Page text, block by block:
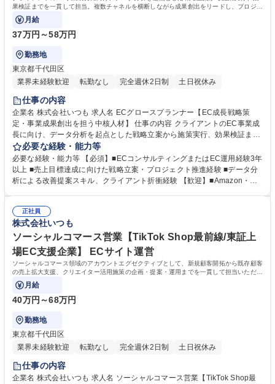
果検証までを一貫して担当。複数チャネルを横断しながら成果創出をリードし、プロジェ
クト推進やメンバー育成にも携わります。
月給
37万円～58万円
勤務地
東京都千代田区
業界未経験歓迎
転勤なし 完全週休2日制 土日祝休み
仕事の内容
企業名 株式会社いつも 求人名 ECグロースプランナー【EC成長戦略策
定・事業成果創出を担う中核人材】 仕事の内容 クライアントのEC事業成
長に向け、データ分析を起点とした戦略立案から施策実行、効果検証まで
を一貫して担当。複数チャネルを横断しながら成果創出をリードし、プロ
ジェクト推進やメンバー育成にも携わります。 ■売上・KPIに基づくEC成
長戦略および施策立案 ■Amazon・楽天・自社EC等のチャネル別戦略策定
■広告運用、CRM施策、販促企画の実行・改善推進 ■商品ページ・LP・コ
Cグロースプランナー【EC成長戦略策定・事業成果創出を担う中核人材】
必要な経験・能力等
必要な経験・能力等 【必須】■ECコンサルティングまたはEC運用経験3年
以上 ■売上目標達成に向けた戦略立案・プロジェクト推進経験 ■データ分
析による改善提案スキル、クライアント折衝経験 【歓迎】■Amazon・楽
知識・経験 ■事業会社でのECバリューチェーン全体の理解 ■売上計画・事
業計画策定経験 ■チームマネジメントや部下育成経験 学歴・資格 学歴：
大学院 大学 高専 短大 専修学校 高校 語学力： 資格：
正社員
株式会社いつも
ソーシャルコマース営業【TikTok Shop最前線/東証上
場EC支援企業】 ECサイト運営
ソーシャルコマース領域のアカウントエグゼクティブとして、新規顧客開拓から既存顧客
の売上拡大支援、クリエイター活用施策の企画・提案・運用までを一貫して担当いただき
ます。
月給
40万円～68万円
勤務地
東京都千代田区
業界未経験歓迎
転勤なし 完全週休2日制 土日祝休み
仕事の内容
企業名 株式会社いつも 求人名 ソーシャルコマース営業【TikTok Shop最